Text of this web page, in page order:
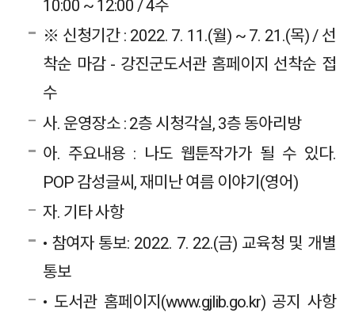
10:00 ~ 12:00 / 4주
※ 신청기간 : 2022. 7. 11.(월) ~ 7. 21.(목) / 선
착순 마감 - 강진군도서관 홈페이지 선착순 접
수
사. 운영장소 : 2층 시청각실, 3층 동아리방
아. 주요내용 : 나도 웹툰작가가 될 수 있다.
POP 감성글씨, 재미난 여름 이야기(영어)
자. 기타 사항
• 참여자 통보: 2022. 7. 22.(금) 교육청 및 개별
통보
• 도서관 홈페이지(www.gjlib.go.kr) 공지 사항